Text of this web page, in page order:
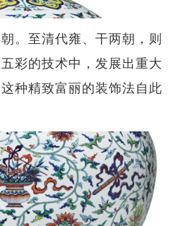
。至清代雍、干两朝，则
彩的技术中，发展出重大
种精致富丽的装饰法自此